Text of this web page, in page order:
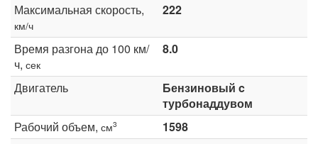
Максимальная скорость,
км/ч
222
Время разгона до 100 км/
ч, сек
8.0
Двигатель
Бензиновый c
турбонаддувом
Рабочий объем, см3
1598